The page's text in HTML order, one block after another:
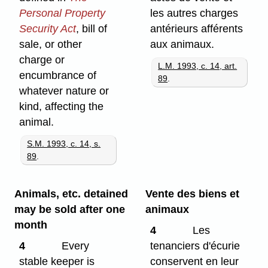
Personal Property
Security Act, bill of
sale, or other
charge or
encumbrance of
whatever nature or
kind, affecting the
animal.
S.M. 1993, c. 14, s.
89
les autres charges
antérieurs afférents
aux animaux.
L.M. 1993, c. 14, art.
89
Animals, etc. detained
may be sold after one
month
4
Every
stable keeper is
Vente des biens et
animaux
4
Les
tenanciers d'écurie
conservent en leur